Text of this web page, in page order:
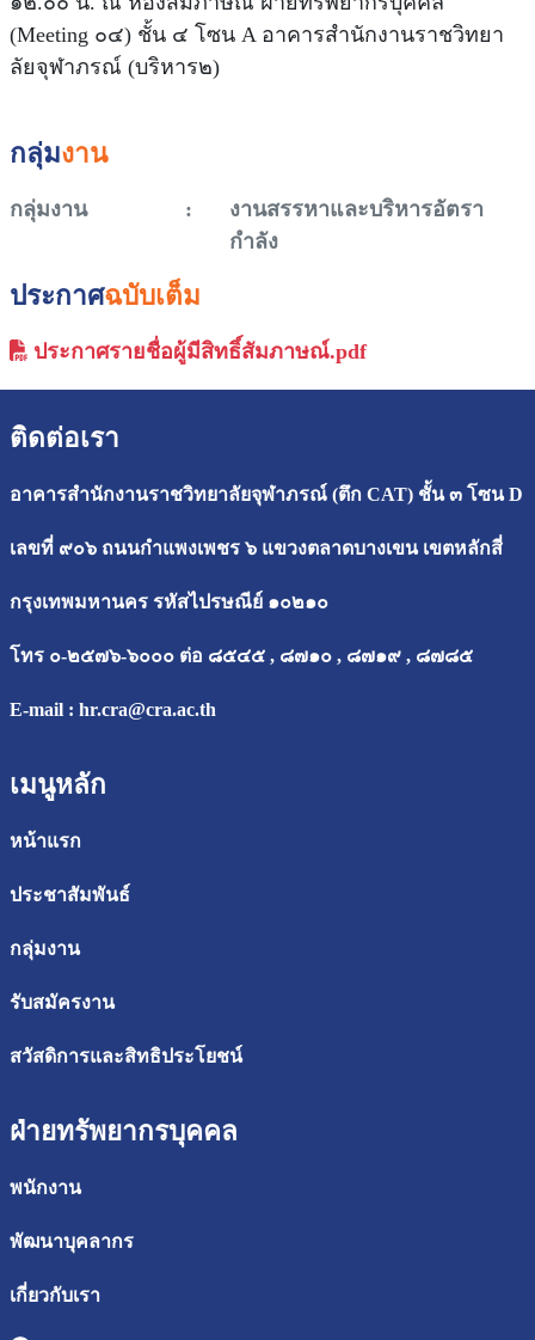
(Meeting ๐๔) ชั้น ๔ โซน A อาคารสำนักงานราชวิทยา
ลัยจุฬาภรณ์ (บริหาร๒)
กลุ่มงาน
กลุ่มงาน :
งานสรรหาและบริหารอัตรา
กำลัง
ประกาศฉบับเต็ม
ประกาศรายชื่อผู้มีสิทธิ์สัมภาษณ์.pdf
ติดต่อเรา
อาคารสำนักงานราชวิทยาลัยจุฬาภรณ์ (ตึก CAT) ชั้น ๓ โซน D
เลขที่ ๙๐๖ ถนนกำแพงเพชร ๖ แขวงตลาดบางเขน เขตหลักสี่
กรุงเทพมหานคร รหัสไปรษณีย์ ๑๐๒๑๐
โทร ๐-๒๕๗๖-๖๐๐๐ ต่อ ๘๕๔๕ , ๘๗๑๐ , ๘๗๑๙ , ๘๗๘๕
E-mail : hr.cra@cra.ac.th
เมนูหลัก
หน้าแรก
ประชาสัมพันธ์
กลุ่มงาน
รับสมัครงาน
สวัสดิการและสิทธิประโยชน์
ฝ่ายทรัพยากรบุคคล
พนักงาน
พัฒนาบุคลากร
เกี่ยวกับเรา